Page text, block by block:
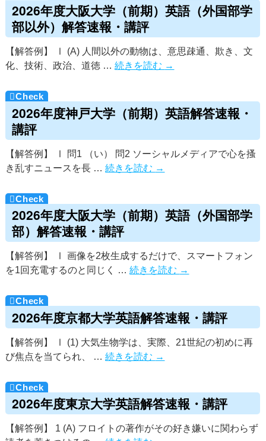
2026年度大阪大学（前期）英語（外国部学
部以外）解答速報・講評
【解答例】 Ⅰ (A) 人間以外の動物は、意思疎通、欺き、文
化、技術、政治、道徳 …続きを読む →
2026年度神戸大学（前期）英語解答速報・
講評
【解答例】 Ⅰ 問1 （い） 問2 ソーシャルメディアで心を搔
き乱すニュースを長 …続きを読む →
2026年度大阪大学（前期）英語（外国部学
部）解答速報・講評
【解答例】 Ⅰ 画像を2枚生成するだけで、スマートフォン
を1回充電するのと同じく …続きを読む →
2026年度京都大学英語解答速報・講評
【解答例】 Ⅰ (1) 大気生物学は、実際、21世紀の初めに再
び焦点を当てられ、 …続きを読む →
2026年度東京大学英語解答速報・講評
【解答例】 1 (A) フロイトの著作がその好き嫌いに関わらず